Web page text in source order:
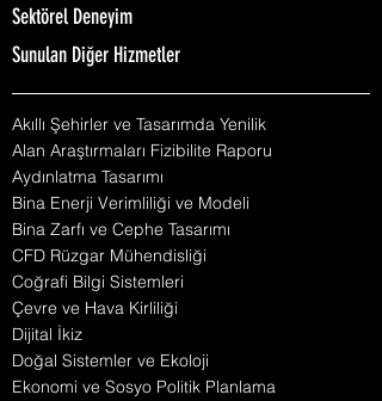
Sektörel Deneyim
Sunulan Diğer Hizmetler
Akıllı Şehirler ve Tasarımda Yenilik
Alan Araştırmaları Fizibilite Raporu
Aydınlatma Tasarımı
Bina Enerji Verimliliği ve Modeli
Bina Zarfı ve Cephe Tasarımı
CFD Rüzgar Mühendisliği
Coğrafi Bilgi Sistemleri
Çevre ve Hava Kirliliği
Dijital İkiz
Doğal Sistemler ve Ekoloji
Ekonomi ve Sosyo Politik Planlama